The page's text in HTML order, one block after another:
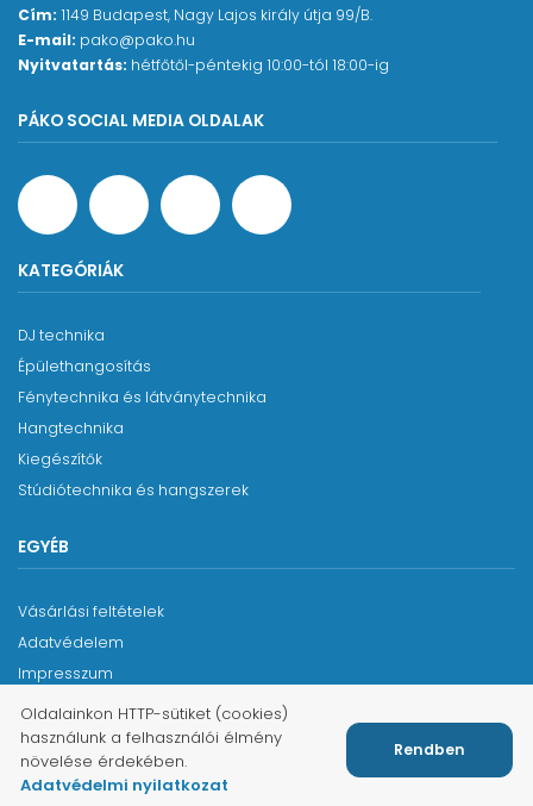
Cím: 1149 Budapest, Nagy Lajos király útja 99/B.
E-mail: pako@pako.hu
Nyitvatartás: hétfőtől-péntekig 10:00-tól 18:00-ig
PÁKO SOCIAL MEDIA OLDALAK
KATEGÓRIÁK
DJ technika
Épülethangosítás
Fénytechnika és látványtechnika
Hangtechnika
Kiegészítők
Stúdiótechnika és hangszerek
EGYÉB
Vásárlási feltételek
Adatvédelem
Impresszum
2026 © Páko Pro Kft. - Minden jog fenntartva.
Oldalainkon HTTP-sütiket (cookies)
használunk a felhasználói élmény
növelése érdekében.
Adatvédelmi nyilatkozat
Rendben